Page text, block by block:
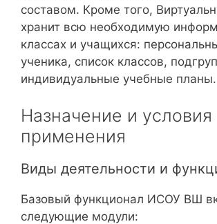
составом. Кроме того,
хранит всю необходимую
классах и учащихся:
ученика, список классов,
индивидуальные учебные планы.
Назначение и условия
применения
Виды деятельности и
Базовый функционал ИСОУ ВШ
следующие модули: